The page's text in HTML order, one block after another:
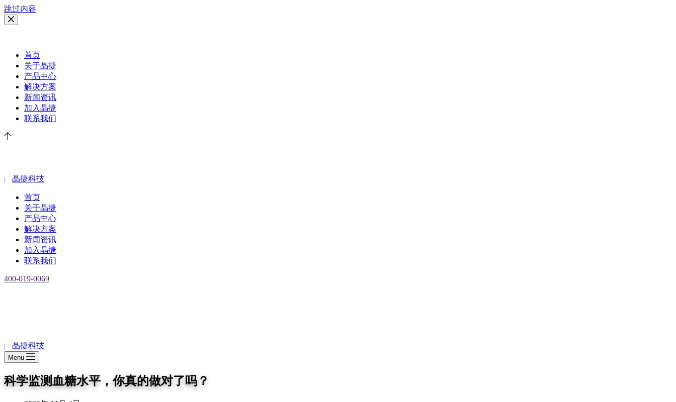
跳过内容
首页
关于晶捷
产品中心
解决方案
新闻资讯
加入晶捷
联系我们
晶捷科技
首页
关于晶捷
产品中心
解决方案
新闻资讯
加入晶捷
联系我们
400-019-0069
晶捷科技
Menu
科学监测血糖水平，你真的做对了吗？